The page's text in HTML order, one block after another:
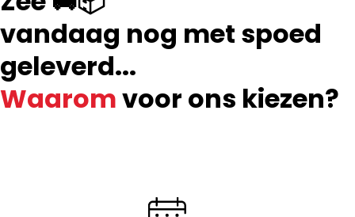
vandaag nog met spoed
geleverd...
Waaromvoor ons kiezen?